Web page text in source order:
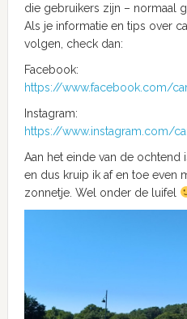
die gebruikers zijn – normaal
Als je informatie en tips over
volgen, check dan:
Facebook:
https://www.facebook.com/
Instagram:
https://www.instagram.com/
Aan het einde van de
en dus kruip ik af en toe even
zonnetje. Wel onder de luifel